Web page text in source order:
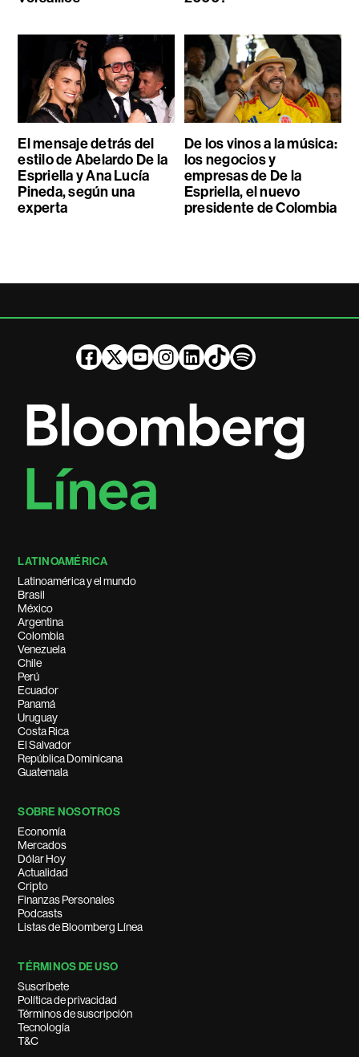
El mensaje detrás del
estilo de Abelardo De la
Espriella y Ana Lucía
Pineda, según una
experta
De los vinos a la música:
los negocios y
empresas de De la
Espriella, el nuevo
presidente de Colombia
LATINOAMÉRICA
Latinoamérica y el mundo
Brasil
México
Argentina
Colombia
Venezuela
Chile
Perú
Ecuador
Panamá
Uruguay
Costa Rica
El Salvador
República Dominicana
Guatemala
SOBRE NOSOTROS
Economía
Mercados
Dólar Hoy
Actualidad
Cripto
Finanzas Personales
Podcasts
Listas de Bloomberg Línea
TÉRMINOS DE USO
Suscríbete
Política de privacidad
Términos de suscripción
Tecnología
T&C